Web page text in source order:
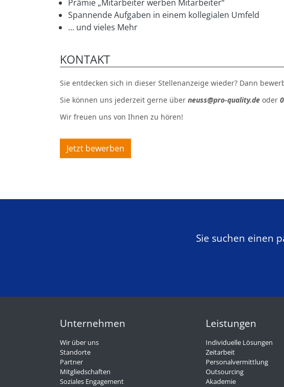
Prämie „Mitarbeiter werben Mitarbeiter“
Spannende Aufgaben in einem kollegialen Umfeld
… und vieles Mehr
KONTAKT
Sie entdecken sich in dieser Stellenanzeige wieder? Dann
Sie können uns jederzeit gerne über neuss@pro-quality.de oder
Wir freuen uns von Ihnen zu hören!
Jetzt bewerben
Sie suchen einen
Unternehmen
Wir über uns
Standorte
Partner
Mitgliedschaften
Soziales Engagement
Leistungen
Individuelle Lösungen
Zeitarbeit
Personalvermittlung
Outsourcing
Akademie